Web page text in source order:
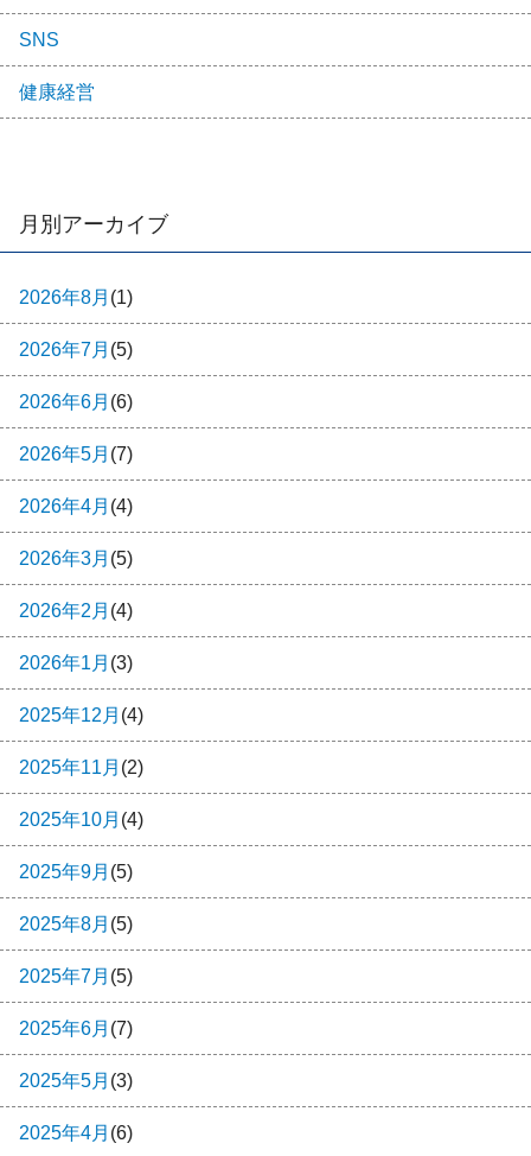
SNS
健康経営
月別アーカイブ
2026年8月 (1)
2026年7月 (5)
2026年6月 (6)
2026年5月 (7)
2026年4月 (4)
2026年3月 (5)
2026年2月 (4)
2026年1月 (3)
2025年12月 (4)
2025年11月 (2)
2025年10月 (4)
2025年9月 (5)
2025年8月 (5)
2025年7月 (5)
2025年6月 (7)
2025年5月 (3)
2025年4月 (6)